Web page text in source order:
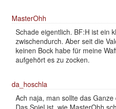
MasterOhh
Schade eigentlich. BF:H ist ein
zwischendurch. Aber seit die
keinen Bock habe für meine
aufgehört es zu zocken.
da_hoschla
Ach naja, man sollte das
Das Spiel ist, wie MasterOhh